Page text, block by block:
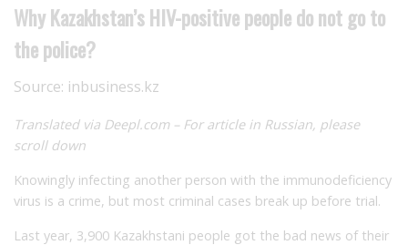
Why Kazakhstan’s HIV-positive people do not go to
the police?
Source: inbusiness.kz
Translated via Deepl.com – For article in Russian, please
scroll down
Knowingly infecting another person with the immunodeficiency
virus is a crime, but most criminal cases break up before trial.
Last year, 3,900 Kazakhstani people got the bad news of their